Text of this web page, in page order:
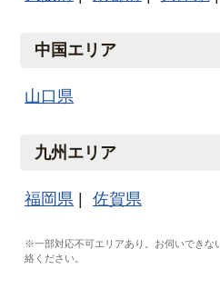
中国エリア
山口県
九州エリア
福岡県 佐賀県
※一部対応不可エリアあり。お伺いできな
絡ください。